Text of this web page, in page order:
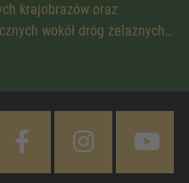
krajobrazów oraz
wokół dróg żelaznych…